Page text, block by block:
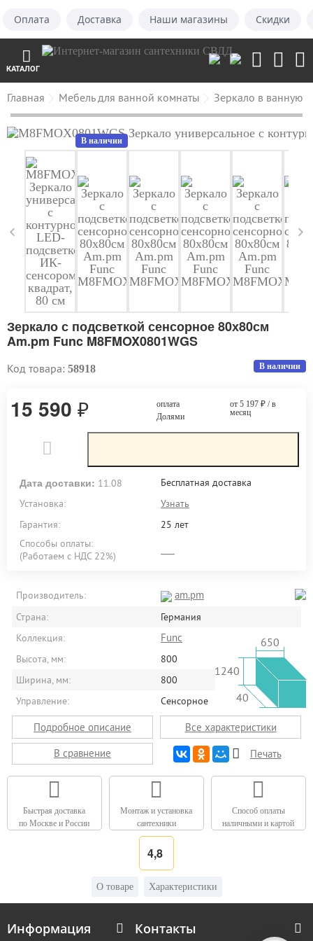
Оплата Доставка Наши магазины Скидки
КАТАЛОГ
Главная Мебель для ванной комнаты Зеркало в ванную
В наличии
Зеркало с подсветкой сенсорное 80х80см
Am.pm Func M8FMOX0801WGS
Код товара: 58918 В наличии
15 590 ₽
оплата
Долями
от 5 197 ₽/ в
месяц
Дата доставки: 11.08
Бесплатная доставка
Установка:
Узнать
Гарантия:
25 лет
Способы оплаты:
(Работаем с НДС 22%)
Производитель: am.pm
Страна:
Германия
Коллекция:
Func
Высота, мм:
800
Ширина, мм:
800
Управление:
Сенсорное
1240
650
40
Подробное описание
Все характеристики
В сравнение
Печать
Быстрая доставка
по Москве и России
Монтаж и установка
сантехники
Способ оплаты
наличными и картой
4,8
О товаре Характеристики
Информация Контакты